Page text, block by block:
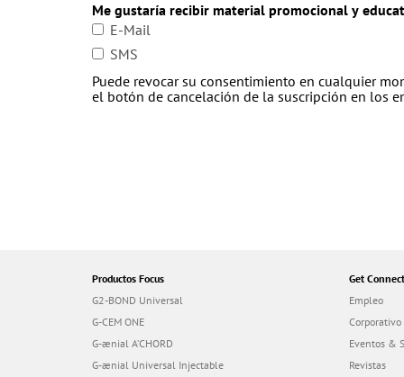
Me gustaría recibir material promocional y
E-Mail
SMS
Puede revocar su consentimiento en cualquier
el botón de cancelación de la suscripción en los
Productos Focus
G2-BOND Universal
G-CEM ONE
G-ænial A’CHORD
G-ænial Universal Injectable
Get
Empleo
Corporativo
Eventos &
Revistas